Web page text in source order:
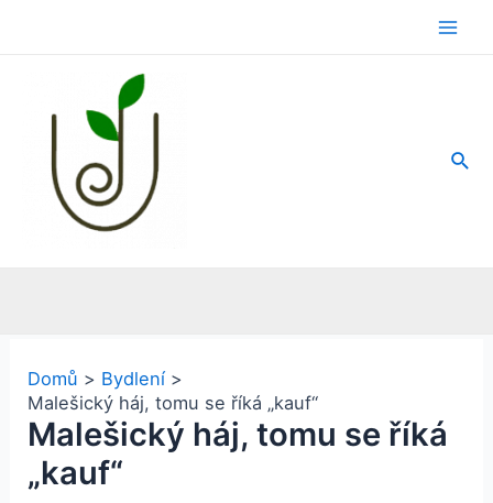
Domů
Bydlení
Malešický háj, tomu se říká „kauf“
Malešický háj, tomu se říká
„kauf“